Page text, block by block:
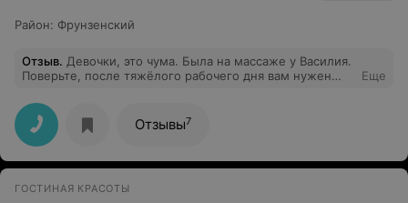
Район: Фрунзенский
Отзыв. Девочки, это чума. Была на массаже у Василия.
Поверьте, после тяжёлого рабочего дня вам нужен
Еще
Отзывы7
ГОСТИНАЯ КРАСОТЫ